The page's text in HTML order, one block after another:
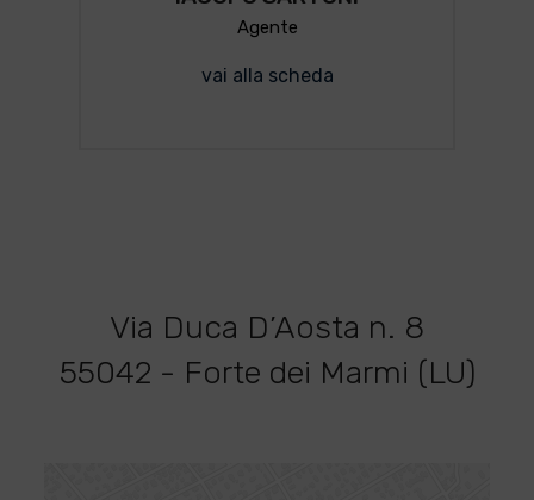
Agente
vai alla scheda
Via Duca D’Aosta n. 8
55042 - Forte dei Marmi (LU)